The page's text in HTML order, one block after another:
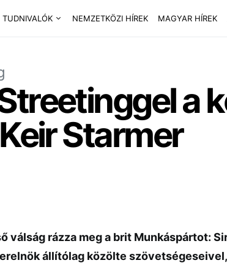
NEMZETKÖZI HÍREK MAGYAR HÍREK
a
Starmer
válság rázza meg a brit Munkáspártot:
állítólag közölte